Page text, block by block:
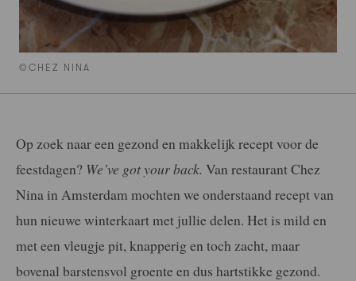
©CHEZ NINA
Op zoek naar een gezond en makkelijk recept voor de
feestdagen? We’ve got your back. Van restaurant Chez
Nina in Amsterdam mochten we onderstaand recept van
hun nieuwe winterkaart met jullie delen. Het is mild en
met een vleugje pit, knapperig en toch zacht, maar
bovenal barstensvol groente en dus hartstikke gezond.